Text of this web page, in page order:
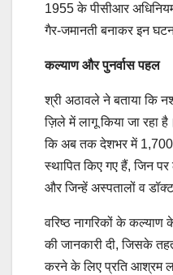
1955 के पीसीआर
गैर-जमानती बनाकर इन
कल्याण और पुनर्वास पहल
श्री अठावले ने बताया कि
ज़िले में लागू किया जा रहा
कि अब तक देशभर में
स्थापित किए गए हैं, जिन
और जिन्हें अस्पतालों व
वरिष्ठ नागरिकों के कल्याण
की जानकारी दी, जिसके
करने के लिए प्रति आश्रम